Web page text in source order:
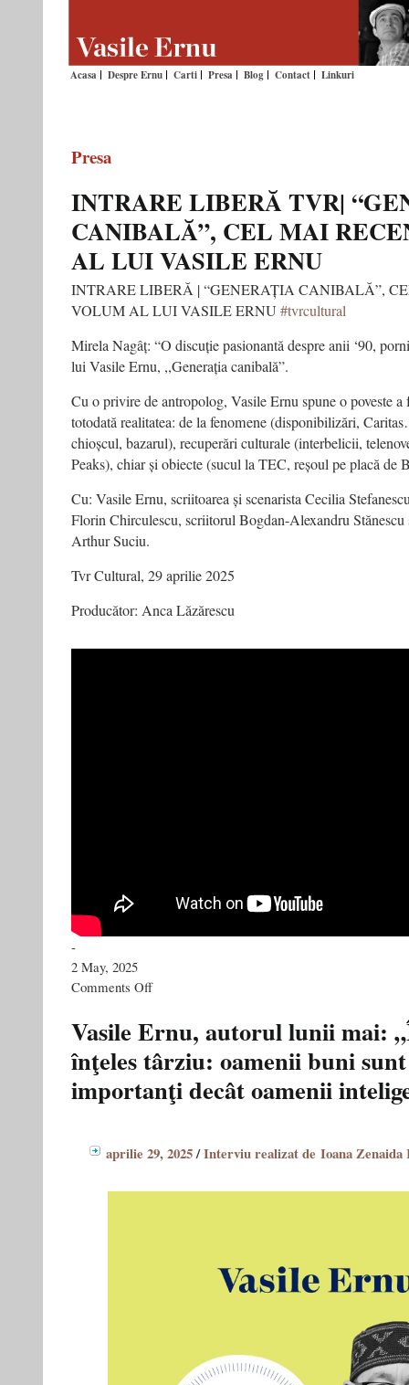
Acasa Despre Ernu Carti Presa Blog Contact Linkuri
Presa
INTRARE LIBERĂ TVR|
CANIBALĂ”, CEL MAI
AL LUI VASILE ERNU
INTRARE LIBERĂ | “GENERAȚIA CANIBALĂ”,
VOLUM AL LUI VASILE ERNU#tvrcultural
Mirela Nagâț: “O discuție pasionantă despre anii ‘90,
lui Vasile Ernu, ,,Generația canibală”.
Cu o privire de antropolog, Vasile Ernu spune o poveste
totodată realitatea: de la fenomene (disponibilizări,
chioșcul, bazarul), recuperări culturale (interbelicii,
Peaks), chiar și obiecte (sucul la TEC, reșoul pe placă de
Cu: Vasile Ernu, scriitoarea și scenarista Cecilia
Florin Chirculescu, scriitorul Bogdan-Alexandru
Arthur Suciu.
Tvr Cultural, 29 aprilie 2025
Producător: Anca Lăzărescu
-
2 May, 2025
Comments Offon
TVR|
“GENERAȚIA
CANIBALĂ”,
MAI
AL
LUI
Vasile Ernu, autorul lunii mai:
înţeles târziu: oamenii buni
importanţi decât oamenii
aprilie 29, 2025/Interviu realizat de Ioana Zenaida